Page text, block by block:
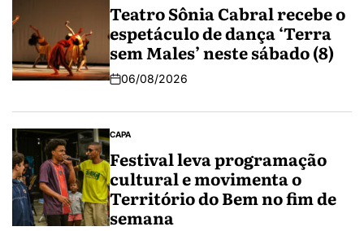
Teatro Sônia Cabral recebe o
espetáculo de dança ‘Terra
sem Males’ neste sábado (8)
06/08/2026
CAPA
Festival leva programação
cultural e movimenta o
Território do Bem no fim de
semana